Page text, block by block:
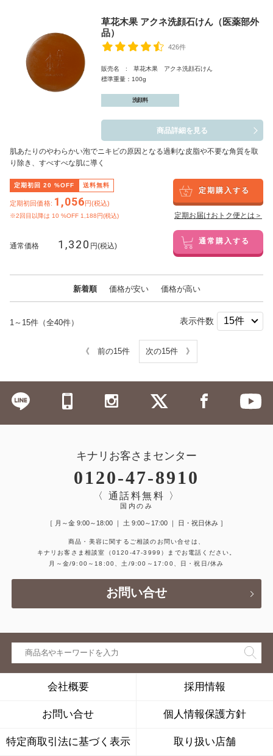
草花木果 アクネ洗顔石けん（医薬部外
品）
426件
販売名 : 草花木果 アクネ洗顔石けん
標準重量：100g
洗顔料
商品詳細を見る
肌あたりのやわらかい泡でニキビの原因となる過剰な皮脂や不要な角質を取
り除き、すべすべな肌に導く
定期初回 20 %OFF 送料無料
定期初回価格: 1,056円(税込)
※2回目以降は 10 %OFF 1,188円(税込)
定期購入する
定期お届けおトク便とは＞
通常価格 1,320 円(税込) 通常購入する
新着順 価格が安い 価格が高い
1～15件（全40件） 表示件数
《 前の15件 次の15件 》
キナリお客さまセンター
0120-47-8910
〈 通話料無料 〉
国内のみ
［ 月～金 9:00～18:00 ｜ 土 9:00～17:00 ｜ 日・祝日休み ］
商品・美容に関するご相談のお問い合せは、
キナリお客さま相談室
（0120-47-3999）
までお電話ください。
月～金/9:00～18:00、土/9:00～17:00、日・祝日/休み
お問い合せ
会社概要 採用情報
お問い合せ 個人情報保護方針
特定商取引法に基づく表示 取り扱い店舗